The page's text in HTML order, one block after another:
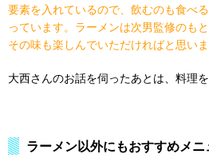
要素を入れているので、飲むのも食べ
っています。ラーメンは次男監修のも
その味も楽しんでいただければと思いま
大西さんのお話を伺ったあとは、料理を
ラーメン以外にもおすすめメニ